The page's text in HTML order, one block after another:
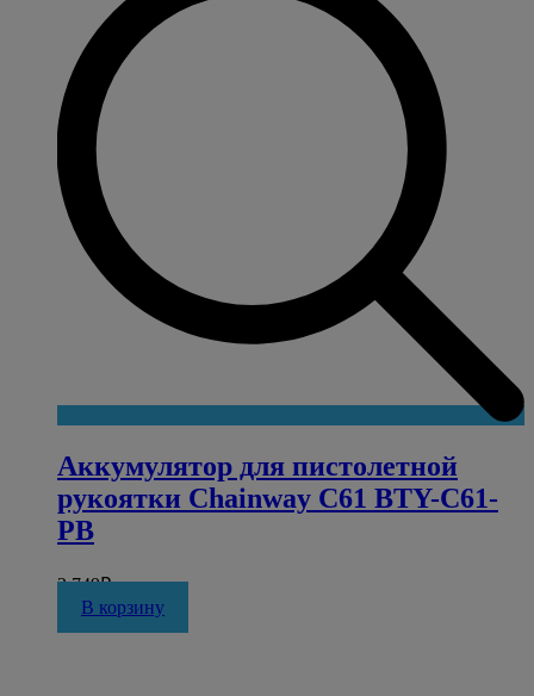
Аккумулятор для пистолетной
рукоятки Chainway C61 BTY-C61-
PB
2 749₽
В корзину